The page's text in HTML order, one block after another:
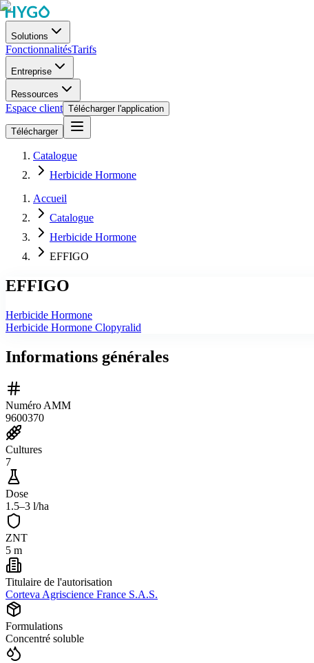
Solutions
FonctionnalitésTarifs
Entreprise
Ressources
Espace client Télécharger l'application
Télécharger
Catalogue
Herbicide Hormone
Accueil
Catalogue
Herbicide Hormone
EFFIGO
EFFIGO
Herbicide Hormone
Herbicide Hormone Clopyralid
Informations générales
Numéro AMM
9600370
Cultures
7
Dose
1.5–3 l/ha
ZNT
5 m
Titulaire de l'autorisation
Corteva Agriscience France S.A.S.
Formulations
Concentré soluble